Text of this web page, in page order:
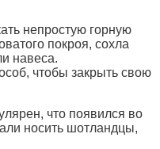
непростую горную
покроя, сохла
навеса.
чтобы закрыть свою
что появился во
носить шотландцы,